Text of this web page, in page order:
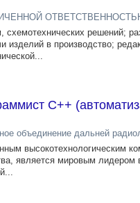
схемотехнических решений;
изделий в производство;
C++
объединение дальней
высокотехнологическим
является мировым лидером